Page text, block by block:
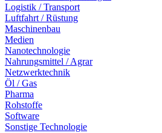
Logistik / Transport
Luftfahrt / Rüstung
Maschinenbau
Medien
Nanotechnologie
Nahrungsmittel / Agrar
Netzwerktechnik
Öl / Gas
Pharma
Rohstoffe
Software
Sonstige Technologie